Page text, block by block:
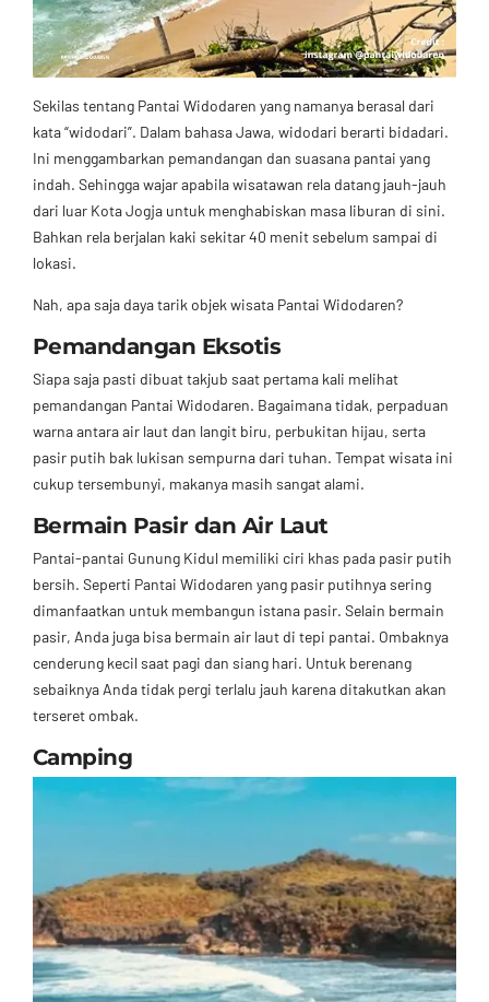
Sekilas tentang Pantai Widodaren yang namanya berasal dari
kata “widodari”. Dalam bahasa Jawa, widodari berarti bidadari.
Ini menggambarkan pemandangan dan suasana pantai yang
indah. Sehingga wajar apabila wisatawan rela datang jauh-jauh
dari luar Kota Jogja untuk menghabiskan masa liburan di sini.
Bahkan rela berjalan kaki sekitar 40 menit sebelum sampai di
lokasi.
Nah, apa saja daya tarik objek wisata Pantai Widodaren?
Pemandangan Eksotis
Siapa saja pasti dibuat takjub saat pertama kali melihat
pemandangan Pantai Widodaren. Bagaimana tidak, perpaduan
warna antara air laut dan langit biru, perbukitan hijau, serta
pasir putih bak lukisan sempurna dari tuhan. Tempat wisata ini
cukup tersembunyi, makanya masih sangat alami.
Bermain Pasir dan Air Laut
Pantai-pantai Gunung Kidul memiliki ciri khas pada pasir putih
bersih. Seperti Pantai Widodaren yang pasir putihnya sering
dimanfaatkan untuk membangun istana pasir. Selain bermain
pasir, Anda juga bisa bermain air laut di tepi pantai. Ombaknya
cenderung kecil saat pagi dan siang hari. Untuk berenang
sebaiknya Anda tidak pergi terlalu jauh karena ditakutkan akan
terseret ombak.
Camping